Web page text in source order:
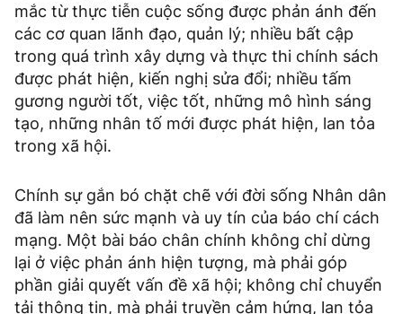
mắc từ thực tiễn cuộc sống được phản ánh đến
các cơ quan lãnh đạo, quản lý; nhiều bất cập
trong quá trình xây dựng và thực thi chính sách
được phát hiện, kiến nghị sửa đổi; nhiều tấm
gương người tốt, việc tốt, những mô hình sáng
tạo, những nhân tố mới được phát hiện, lan tỏa
trong xã hội.
Chính sự gắn bó chặt chẽ với đời sống Nhân dân
đã làm nên sức mạnh và uy tín của báo chí cách
mạng. Một bài báo chân chính không chỉ dừng
lại ở việc phản ánh hiện tượng, mà phải góp
phần giải quyết vấn đề xã hội; không chỉ chuyển
tải thông tin, mà phải truyền cảm hứng, lan tỏa